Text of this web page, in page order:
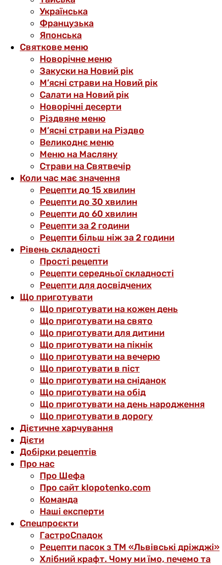
Українська
Французька
Японська
Святкове меню
Новорічне меню
Закуски на Новий рік
М’ясні страви на Новий рік
Салати на Новий рік
Новорічні десерти
Різдвяне меню
М’ясні страви на Різдво
Великоднє меню
Меню на Масляну
Страви на Святвечір
Коли час має значення
Рецепти до 15 хвилин
Рецепти до 30 хвилин
Рецепти до 60 хвилин
Рецепти за 2 години
Рецепти більш ніж за 2 години
Рівень складності
Прості рецепти
Рецепти середньої складності
Рецепти для досвідчених
Що приготувати
Що приготувати на кожен день
Що приготувати на свято
Що приготувати для дитини
Що приготувати на пікнік
Що приготувати на вечерю
Що приготувати в піст
Що приготувати на сніданок
Що приготувати на обід
Що приготувати на день народження
Що приготувати в дорогу
Дієтичне харчування
Дієти
Добірки рецептів
Про нас
Про Шефа
Про сайт klopotenko.com
Команда
Наші експерти
Спецпроєкти
ГастроСпадок
Рецепти пасок з ТМ «Львівські дріжджі»
Хлібний крафт. Чому ми їмо, печемо та